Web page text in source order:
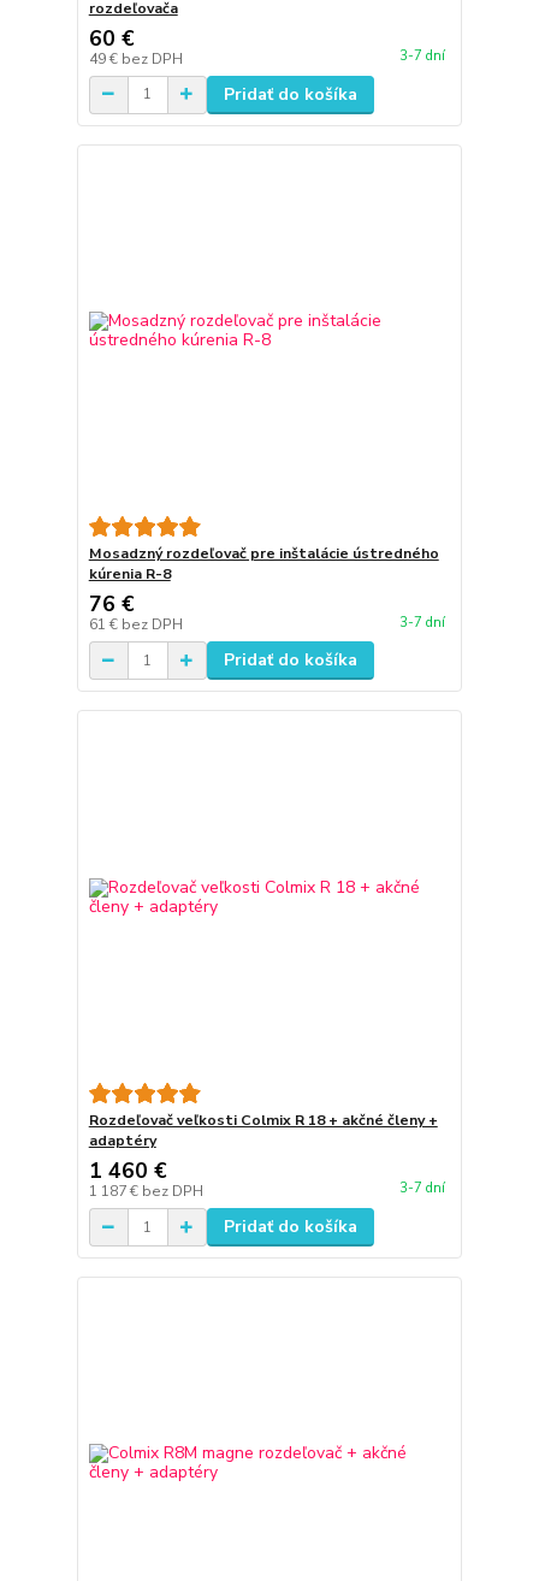
rozdeľovača
60 €
49 € bez DPH 3-7 dní
Pridať do košíka
Mosadzný rozdeľovač pre inštalácie ústredného
kúrenia R-8
76 €
61 € bez DPH 3-7 dní
Pridať do košíka
Rozdeľovač veľkosti Colmix R 18 + akčné členy +
adaptéry
1 460 €
1 187 € bez DPH 3-7 dní
Pridať do košíka